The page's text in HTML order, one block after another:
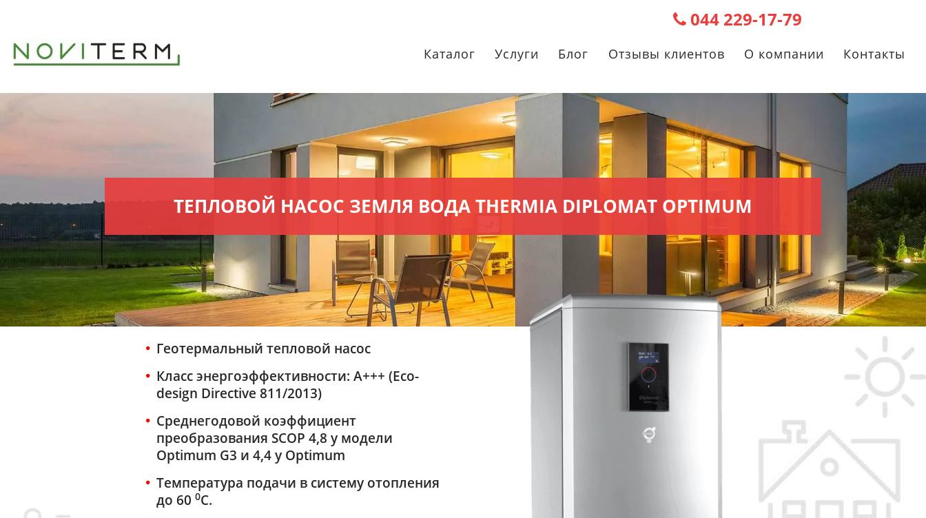
Каталог Услуги Блог Отзывы клиентов О компании Контакты
044 229-17-79
ТЕПЛОВОЙ НАСОС ЗЕМЛЯ ВОДА THERMIA DIPLOMAT OPTIMUM
Геотермальный тепловой насос
Класс энергоэффективности: А+++ (Eco-
design Directive 811/2013)
Среднегодовой коэффициент
преобразования SCOP 4,8 у модели
Optimum G3 и 4,4 у Optimum
Температура подачи в систему отопления
до 60 0С.